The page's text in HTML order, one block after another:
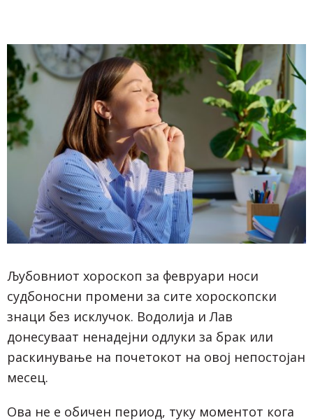
Љубовниот хороскоп за февруари носи
судбоносни промени за сите хороскопски
знаци без исклучок. Водолија и Лав
донесуваат ненадејни одлуки за брак или
раскинување на почетокот на овој непостојан
месец.
Ова не е обичен период, туку моментот кога